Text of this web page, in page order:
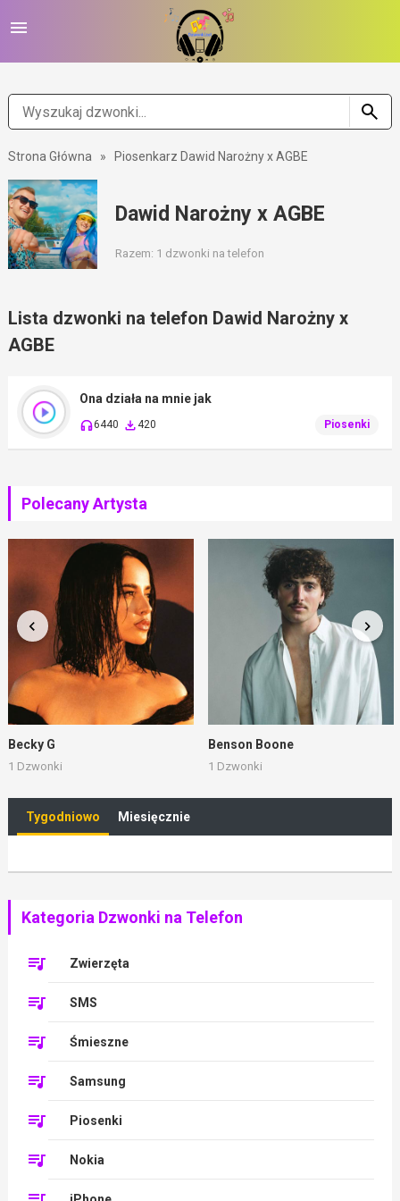
Strona Główna » Piosenkarz Dawid Narożny x AGBE
Dawid Narożny x AGBE
Razem: 1 dzwonki na telefon
Lista dzwonki na telefon Dawid Narożny x
AGBE
Ona działa na mnie jak
6440 420 Piosenki
Polecany Artysta
Becky G
1 Dzwonki
Benson Boone
1 Dzwonki
Tygodniowo Miesięcznie
Kategoria Dzwonki na Telefon
Zwierzęta
SMS
Śmieszne
Samsung
Piosenki
Nokia